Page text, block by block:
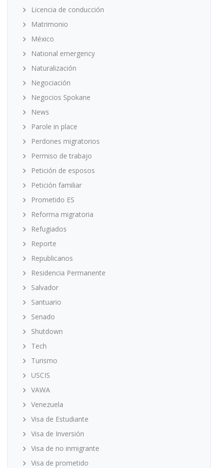
Licencia de conducción
Matrimonio
México
National emergency
Naturalización
Negociación
Negocios Spokane
News
Parole in place
Perdones migratorios
Permiso de trabajo
Petición de esposos
Petición familiar
Prometido ES
Reforma migratoria
Refugiados
Reporte
Republicanos
Residencia Permanente
Salvador
Santuario
Senado
Shutdown
Tech
Turismo
USCIS
VAWA
Venezuela
Visa de Estudiante
Visa de Inversión
Visa de no inmigrante
Visa de prometido